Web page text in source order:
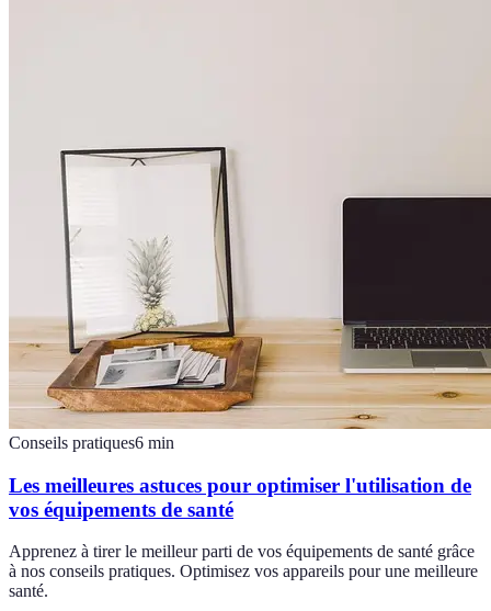
Conseils pratiques6 min
Les meilleures astuces pour optimiser l'utilisation de
vos équipements de santé
Apprenez à tirer le meilleur parti de vos équipements de santé grâce
à nos conseils pratiques. Optimisez vos appareils pour une meilleure
santé.